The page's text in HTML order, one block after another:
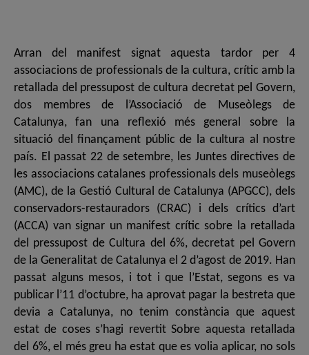
Arran del manifest signat aquesta tardor per 4
associacions de professionals de la cultura, crític amb la
retallada del pressupost de cultura decretat pel Govern,
dos membres de l’Associació de Museòlegs de
Catalunya, fan una reflexió més general sobre la
situació del finançament públic de la cultura al nostre
país. El passat 22 de setembre, les Juntes directives de
les associacions catalanes professionals dels museòlegs
(AMC), de la Gestió Cultural de Catalunya (APGCC), dels
conservadors-restauradors (CRAC) i dels crítics d’art
(ACCA) van signar un manifest crític sobre la retallada
del pressupost de Cultura del 6%, decretat pel Govern
de la Generalitat de Catalunya el 2 d’agost de 2019. Han
passat alguns mesos, i tot i que l’Estat, segons es va
publicar l’11 d’octubre, ha aprovat pagar la bestreta que
devia a Catalunya, no tenim constància que aquest
estat de coses s’hagi revertit Sobre aquesta retallada
del 6%, el més greu ha estat que es volia aplicar, no sols